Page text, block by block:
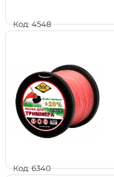
Код: 4548
Код: 6340